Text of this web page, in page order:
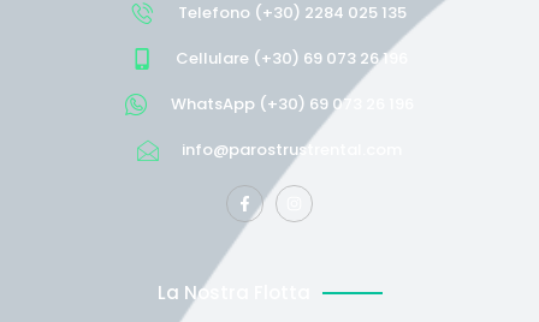
Telefono (+30) 2284 025 135
Cellulare (+30) 69 073 26 196
WhatsApp (+30) 69 073 26 196
info@parostrustrental.com
La Nostra Flotta